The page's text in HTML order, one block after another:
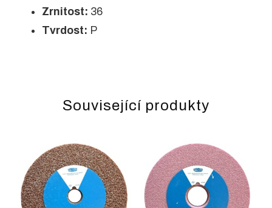
Zrnitost: 36
Tvrdost: P
Související produkty